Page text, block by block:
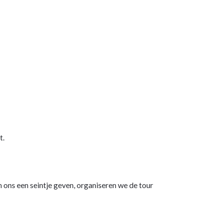
een seintje geven, organiseren we de tour